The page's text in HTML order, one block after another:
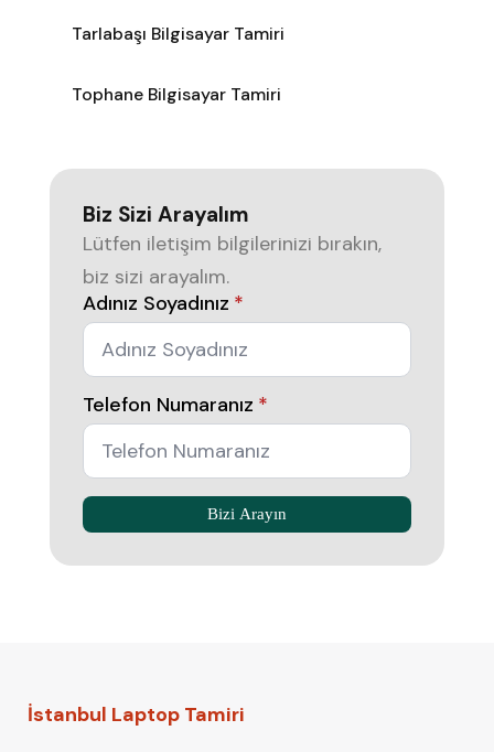
Tarlabaşı Bilgisayar Tamiri
Tophane Bilgisayar Tamiri
Biz Sizi Arayalım
Lütfen iletişim bilgilerinizi bırakın,
biz sizi arayalım.
Adınız Soyadınız *
Telefon Numaranız *
Bizi Arayın
İstanbul Laptop Tamiri